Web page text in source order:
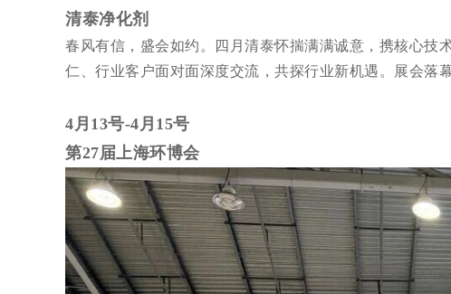
清泰净化剂
春风有信，盛会如约。四月清泰怀揣满满诚意，携核心技
仁、行业客户面对面深度交流，共探行业新机遇。展会落
4月13号-4月15号
第27届上海环博会